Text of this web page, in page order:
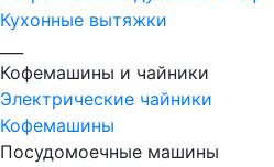
Кухонные вытяжки
Кофемашины и чайники
Электрические чайники
Кофемашины
Посудомоечные машины